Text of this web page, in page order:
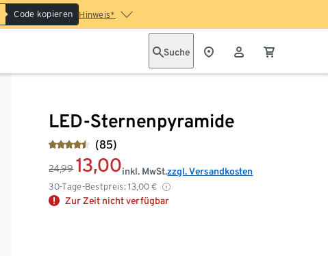
Code kopieren Hinweis*
Suche
LED-Sternenpyramide
(85)
24,99 13,00
30-Tage-Bestpreis: 13,00 €
inkl. MwSt.zzgl. Versandkosten
Zur Zeit nicht verfügbar